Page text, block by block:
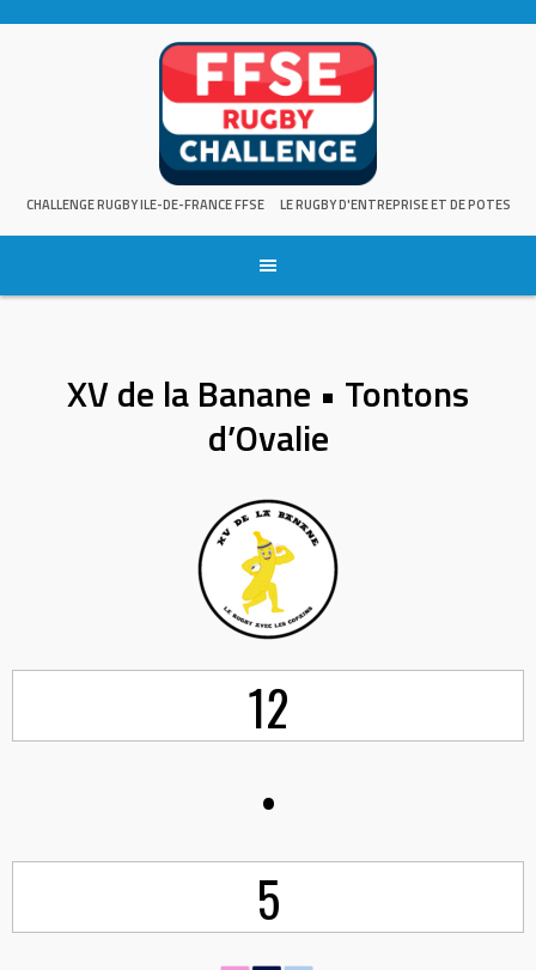
CHALLENGE RUGBY ILE-DE-FRANCE FFSE LE RUGBY D'ENTREPRISE ET DE POTES
XV de la Banane • Tontons
d’Ovalie
12
•
5